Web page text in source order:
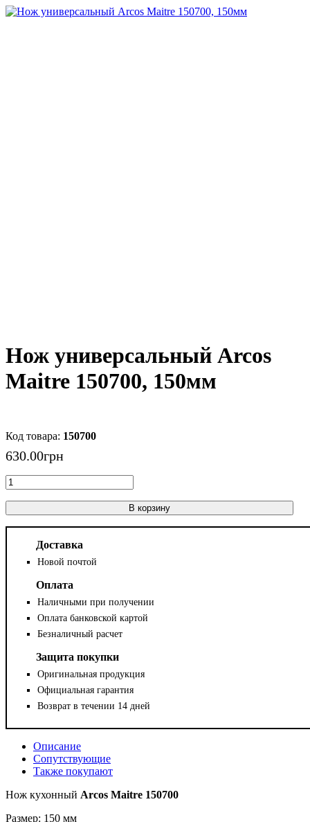
Нож универсальный Arcos
Maitre 150700, 150мм
150700
630.00грн
В корзину
Доставка
Новой почтой
Оплата
Наличными при получении
Оплата банковской картой
Безналичный расчет
Защита покупки
Оригинальная продукция
Официальная гарантия
Возврат в течении 14 дней
Описание
Сопутствующие
Также покупают
Нож кухонный Arcos Maitre 150700
Размер: 150 мм